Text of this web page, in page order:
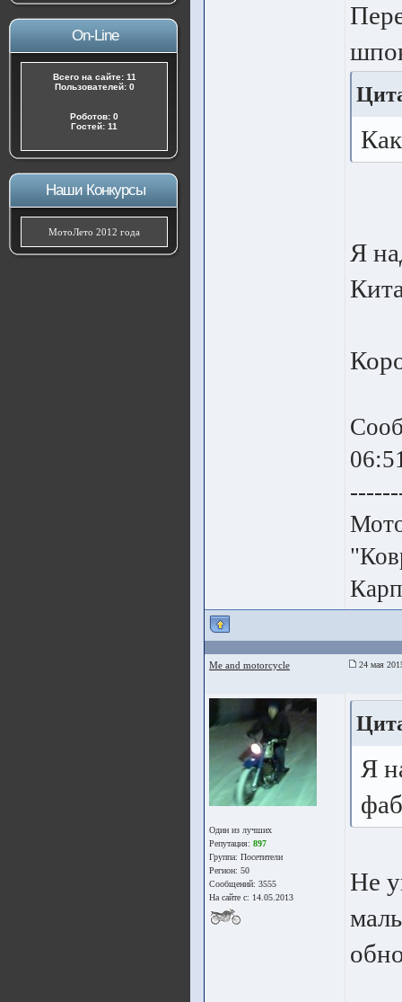
On-Line
Всего на сайте: 11
Пользователей: 0
Роботов: 0
Гостей: 11
Наши Конкурсы
МотоЛето 2012 года
Я
Me and motorcycle 24 мая
Один из лучших
Репутация: 897
Группа: Посетители
Регион: 50
Сообщений: 3555
На сайте с: 14.05.2013
Я
Не